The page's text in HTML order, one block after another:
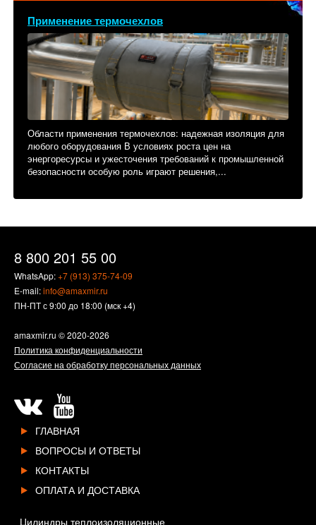
Применение термочехлов
Области применения термочехлов: надежная изоляция для
любого оборудования В условиях роста цен на
энергоресурсы и ужесточения требований к промышленной
безопасности особую роль играют решения,...
8 800 201 55 00
WhatsApp:+7 (913) 375-74-09
E-mail:info@amaxmir.ru
ПН-ПТ с 9:00 до 18:00 (мск +4)
amaxmir.ru © 2020-2026
Политика конфиденциальности
Согласие на обработку персональных данных
ГЛАВНАЯ
ВОПРОСЫ И ОТВЕТЫ
КОНТАКТЫ
ОПЛАТА И ДОСТАВКА
Цилиндры теплоизоляционные